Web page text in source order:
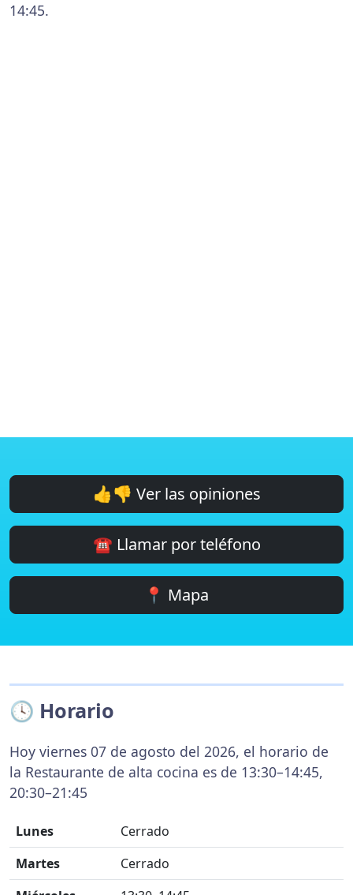
14:45.
👍👎 Ver las opiniones
☎️ Llamar por teléfono
📍 Mapa
🕓 Horario
Hoy viernes 07 de agosto del 2026, el horario de
la Restaurante de alta cocina es de 13:30–14:45,
20:30–21:45
Lunes
Cerrado
Martes
Cerrado